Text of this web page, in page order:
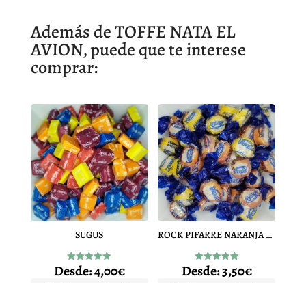
Además de TOFFE NATA EL
AVION, puede que te interese
comprar:
SUGUS
Valorado
con
Desde:4,00€
ROCK PIFARRE NARANJA Y LIMON
Valorado
con
Desde:3,50€